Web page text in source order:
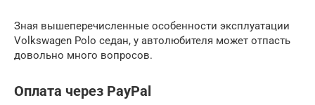
Зная вышеперечисленные особенности эксплуатации
Volkswagen Polo седан, у автолюбителя может отпасть
довольно много вопросов.
Оплата через PayPal